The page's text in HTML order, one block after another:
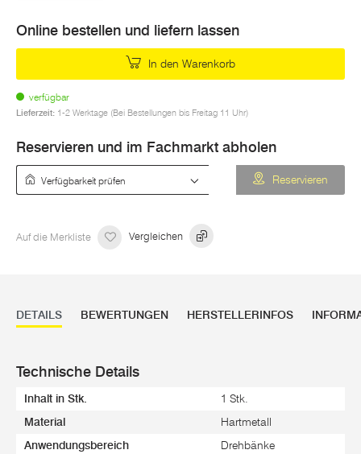
Online bestellen und liefern lassen
In den Warenkorb
verfügbar
Lieferzeit: 1-2 Werktage (Bei Bestellungen bis Freitag 11 Uhr)
Reservieren und im Fachmarkt abholen
Reservieren
Auf die Merkliste Vergleichen
DETAILS BEWERTUNGEN HERSTELLERINFOS
Technische Details
Inhalt in Stk. 1 Stk.
Material Hartmetall
Anwendungsbereich Drehbänke